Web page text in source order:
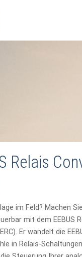
Relais
im Feld? Machen
mit dem EEBUS
Er wandelt die
in Relais-